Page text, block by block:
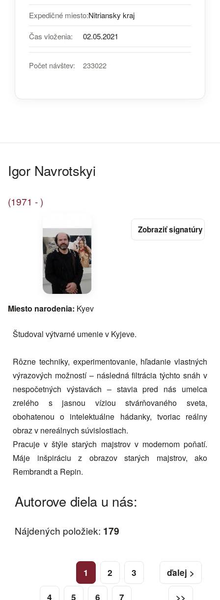
Expedičné miesto:Nitriansky kraj
Čas vloženia: 02.05.2021
Počet návštev: 233022
Igor Navrotskyi
(1971 - )
Miesto narodenia: Kyev
Študoval výtvarné umenie v Kyjeve.
Rôzne techniky, experimentovanie, hľadanie vlastných
výrazových možností – následná filtrácia týchto snáh v
nespočetných výstavách – stavia pred nás umelca
zrelého s jasnou víziou stvárňovaného sveta,
obohatenou o intelektuálne hádanky, tvoriac reálny
obraz v nereálnych súvislostiach.
Pracuje v štýle starých majstrov v modernom poňatí.
Máje inšpiráciu z obrazov starých majstrov, ako
Rembrandt a Repin.
Autorove diela u nás:
Nájdených položiek: 179
ďalej >
>>
1 2 3
4 5 6 7